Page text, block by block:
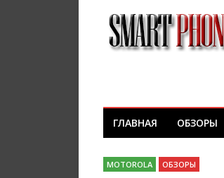
ГЛАВНАЯ ОБЗОРЫ
MOTOROLA ОБЗОРЫ